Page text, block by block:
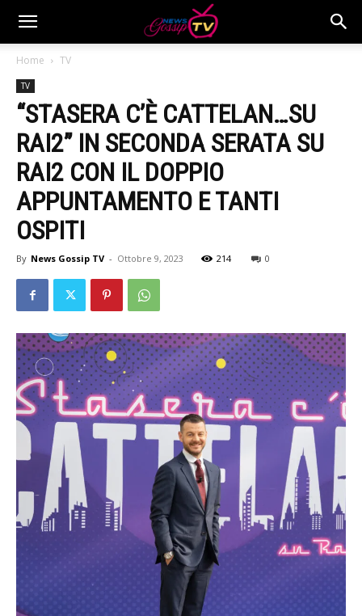
Home TV
TV
“STASERA C’È CATTELAN…SU
RAI2” IN SECONDA SERATA SU
RAI2 CON IL DOPPIO
APPUNTAMENTO E TANTI
OSPITI
By News Gossip TV - Ottobre 9, 2023 214 0